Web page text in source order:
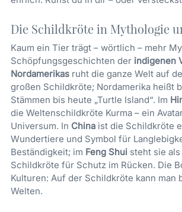
Die Schildkröte in Mythologie
Kaum ein Tier trägt – wörtlich – mehr
Schöpfungsgeschichten der indigenen
Nordamerikas ruht die ganze Welt auf
großen Schildkröte; Nordamerika heißt
Stämmen bis heute „Turtle Island“. Im
die Weltenschildkröte Kurma – ein
Universum. In China ist die Schildkröte
Wundertiere und Symbol für
Beständigkeit; im Feng Shui steht sie
Schildkröte für Schutz im Rücken. Die
Kulturen: Auf der Schildkröte kann man
Welten.